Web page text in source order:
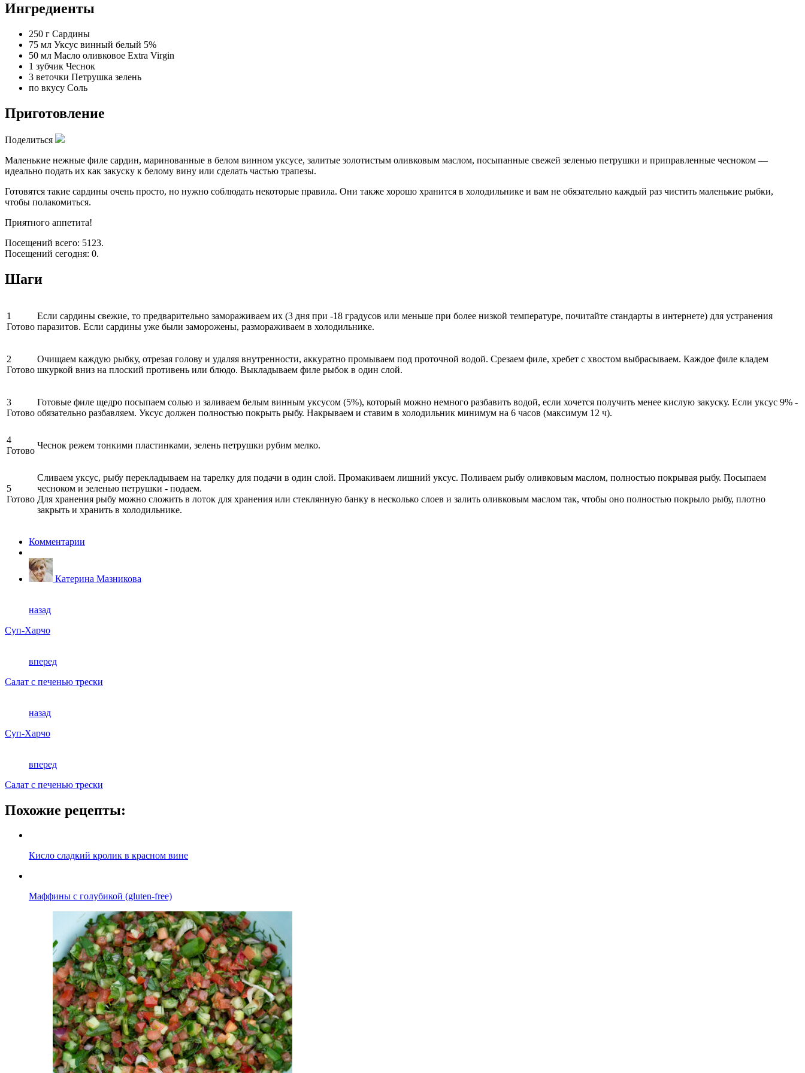
Ингредиенты
250 г Сардины
75 мл Уксус винный белый 5%
50 мл Масло оливковое Extra Virgin
1 зубчик Чеснок
3 веточки Петрушка зелень
по вкусу Соль
Приготовление
Поделиться
Маленькие нежные филе сардин, маринованные в белом винном уксусе, залитые золотистым оливковым маслом, посыпанные свежей зеленью петрушки и приправленные чесноком —
идеально подать их как закуску к белому вину или сделать частью трапезы.
Готовятся такие сардины очень просто, но нужно соблюдать некоторые правила. Они также хорошо хранится в холодильнике и вам не обязательно каждый раз чистить маленькие рыбки,
чтобы полакомиться.
Приятного аппетита!
Посещений всего: 5123.
Посещений сегодня: 0.
Шаги
1
Готово
Если сардины свежие, то предварительно замораживаем их (3 дня при -18 градусов или меньше при более низкой температуре, почитайте стандарты в интернете) для устранения
паразитов. Если сардины уже были заморожены, размораживаем в холодильнике.
2
Готово
Очищаем каждую рыбку, отрезая голову и удаляя внутренности, аккуратно промываем под проточной водой. Срезаем филе, хребет с хвостом выбрасываем. Каждое филе кладем
шкуркой вниз на плоский противень или блюдо. Выкладываем филе рыбок в один слой.
3
Готово
Готовые филе щедро посыпаем солью и заливаем белым винным уксусом (5%), который можно немного разбавить водой, если хочется получить менее кислую закуску. Если уксус 9% -
обязательно разбавляем. Уксус должен полностью покрыть рыбу. Накрываем и ставим в холодильник минимум на 6 часов (максимум 12 ч).
4
Готово
Чеснок режем тонкими пластинками, зелень петрушки рубим мелко.
5
Готово
Сливаем уксус, рыбу перекладываем на тарелку для подачи в один слой. Промакиваем лишний уксус. Поливаем рыбу оливковым маслом, полностью покрывая рыбу. Посыпаем
чесноком и зеленью петрушки - подаем.
Для хранения рыбу можно сложить в лоток для хранения или стеклянную банку в несколько слоев и залить оливковым маслом так, чтобы оно полностью покрыло рыбу, плотно
закрыть и хранить в холодильнике.
Комментарии
Катерина Мазникова
назад
Суп-Харчо
вперед
Салат с печенью трески
назад
Суп-Харчо
вперед
Салат с печенью трески
Похожие рецепты:
Кисло сладкий кролик в красном вине
Маффины с голубикой (gluten-free)